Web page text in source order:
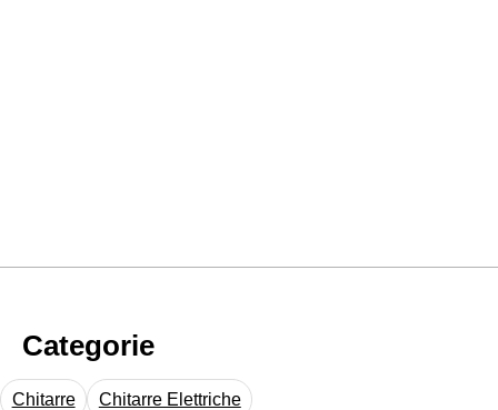
Categorie
Chitarre Chitarre Elettriche